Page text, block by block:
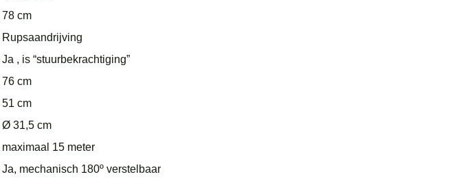
78 cm
Rupsaandrijving
Ja , is “stuurbekrachtiging”
76 cm
51 cm
Ø 31,5 cm
maximaal 15 meter
Ja, mechanisch 180º verstelbaar